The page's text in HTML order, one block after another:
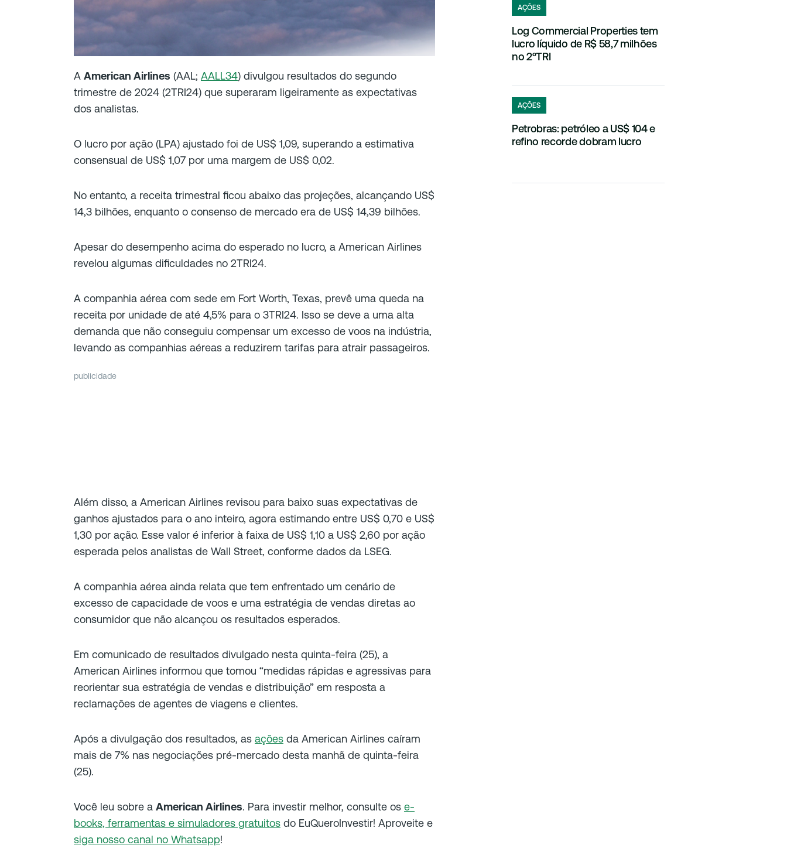
A American Airlines (AAL; AALL34) divulgou resultados do segundo
trimestre de 2024 (2TRI24) que superaram ligeiramente as expectativas
dos analistas.
O lucro por ação (LPA) ajustado foi de US$ 1,09, superando a estimativa
consensual de US$ 1,07 por uma margem de US$ 0,02.
No entanto, a receita trimestral ficou abaixo das projeções, alcançando US$
14,3 bilhões, enquanto o consenso de mercado era de US$ 14,39 bilhões.
Apesar do desempenho acima do esperado no lucro, a American Airlines
revelou algumas dificuldades no 2TRI24.
A companhia aérea com sede em Fort Worth, Texas, prevê uma queda na
receita por unidade de até 4,5% para o 3TRI24. Isso se deve a uma alta
demanda que não conseguiu compensar um excesso de voos na indústria,
levando as companhias aéreas a reduzirem tarifas para atrair passageiros.
publicidade
Além disso, a American Airlines revisou para baixo suas expectativas de
ganhos ajustados para o ano inteiro, agora estimando entre US$ 0,70 e US$
1,30 por ação. Esse valor é inferior à faixa de US$ 1,10 a US$ 2,60 por ação
esperada pelos analistas de Wall Street, conforme dados da LSEG.
A companhia aérea ainda relata que tem enfrentado um cenário de
excesso de capacidade de voos e uma estratégia de vendas diretas ao
consumidor que não alcançou os resultados esperados.
Em comunicado de resultados divulgado nesta quinta-feira (25), a
American Airlines informou que tomou “medidas rápidas e agressivas para
reorientar sua estratégia de vendas e distribuição” em resposta a
reclamações de agentes de viagens e clientes.
Após a divulgação dos resultados, as ações da American Airlines caíram
mais de 7% nas negociações pré-mercado desta manhã de quinta-feira
(25).
Você leu sobre a American Airlines. Para investir melhor, consulte os e-
books, ferramentas e simuladores gratuitos do EuQueroInvestir! Aproveite e
siga nosso canal no Whatsapp!
AÇÕES
Log Commercial Properties tem
lucro líquido de R$ 58,7 milhões
no 2ºTRI
AÇÕES
Petrobras: petróleo a US$ 104 e
refino recorde dobram lucro